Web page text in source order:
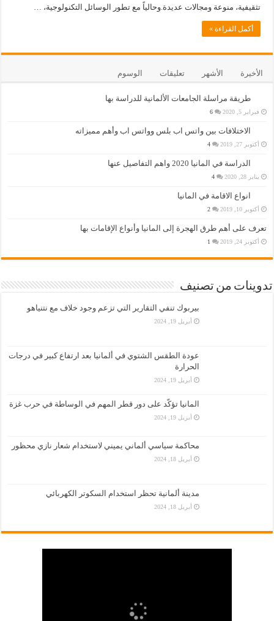
تثقيفية، منوعة ومجالات عديدة.وحالياً مع تطور الوسائل التكنولوجية، …
أكمل القراءة »
الأخيرة الأشهر تعليقات الوسوم
طريقة مراسلة الجامعات الألمانية للدراسة بها
فبراير 5, 2020 6
الاختلافات بين واتس اب بلس وواتس اب وأهم مميزاته
أكتوبر 27, 2019 4
الدراسة في المانيا 2020 واهم التفاصيل عنها
يناير 28, 2020 4
انواع الاقامة في المانيا
أكتوبر 10, 2019 2
تعرف على أهم طرق الهجرة إلى المانيا وأنواع الإقامات بها
أكتوبر 24, 2019 1
تدوينات من تصنيف
بيربوك تنفي التقارير التي تزعم وجود خلاف مع نتنياهو
أبريل 19, 2024
عودة الطقس الشتوي في ألمانيا بعد ارتفاع كبير في درجات
الحرارة
أبريل 19, 2024
المانيا تؤكّد على دور قطر المهم في الوساطة في حرب غزة
أبريل 19, 2024
محاكمة سياسي ألماني يميني لاستخدام شعار نازي محظور
أبريل 18, 2024
مدينة ألمانية تحظر استخدام السكوتر الكهربائي
أبريل 18, 2024